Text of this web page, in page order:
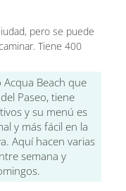
pero se puede
Tiene 400
Beach que
Paseo, tiene
y su menú es
y más fácil en la
Aquí hacen varias
semana y